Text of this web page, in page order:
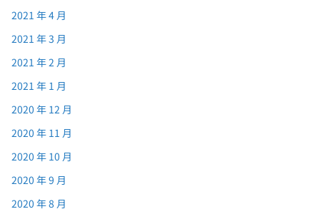
2021 年 4 月
2021 年 3 月
2021 年 2 月
2021 年 1 月
2020 年 12 月
2020 年 11 月
2020 年 10 月
2020 年 9 月
2020 年 8 月